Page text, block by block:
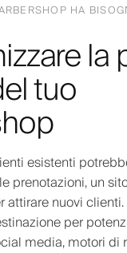
HA
la
tuo
esistenti
prenotazioni, un
nuovi
per
media, motori di